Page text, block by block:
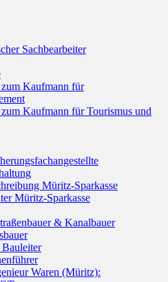
Sachbearbeiter
Kaufmann für
Kaufmann für Tourismus und
Müritz-Sparkasse
Müritz-Sparkasse
& Kanalbauer
Waren (Müritz):